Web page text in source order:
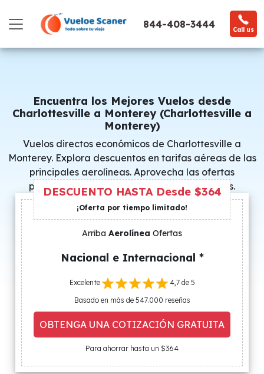
844-408-3444 Call us
Encuentra los Mejores Vuelos desde
Charlottesville a Monterey (Charlottesville a
Monterey)
Vuelos directos económicos de Charlottesville a
Monterey. Explora descuentos en tarifas aéreas de las
principales aerolíneas. Aprovecha las ofertas
promocionales y consigue precios especiales.
DESCUENTO HASTA Desde $364
¡Oferta por tiempo limitado!
Arriba Aerolínea Ofertas
Nacional e Internacional *
Excelente
4,7 de 5
Basado en más de 547.000 reseñas
OBTENGA UNA COTIZACIÓN GRATUITA
Para ahorrar hasta un $364